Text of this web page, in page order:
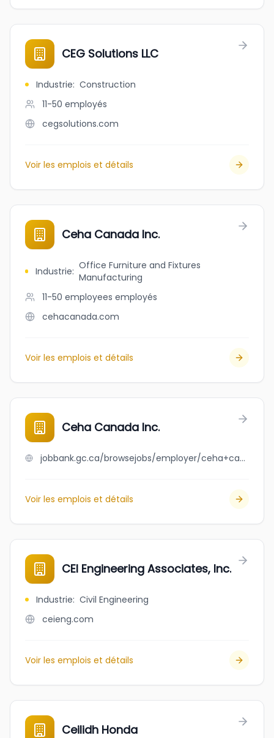
CEG Solutions LLC
Industrie: Construction
11-50 employés
cegsolutions.com
Voir les emplois et détails
Ceha Canada Inc.
Industrie: Office Furniture and Fixtures
Manufacturing
11-50 employees employés
cehacanada.com
Voir les emplois et détails
Ceha Canada Inc.
jobbank.gc.ca/browsejobs/employer/ceha+canada+inc./ca
Voir les emplois et détails
CEI Engineering Associates, Inc.
Industrie: Civil Engineering
ceieng.com
Voir les emplois et détails
Ceilidh Honda